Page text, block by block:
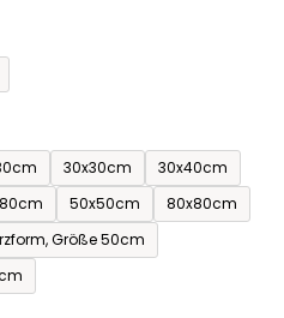
30x30cm
30x40cm
50x50cm
80x80cm
Größe 50cm